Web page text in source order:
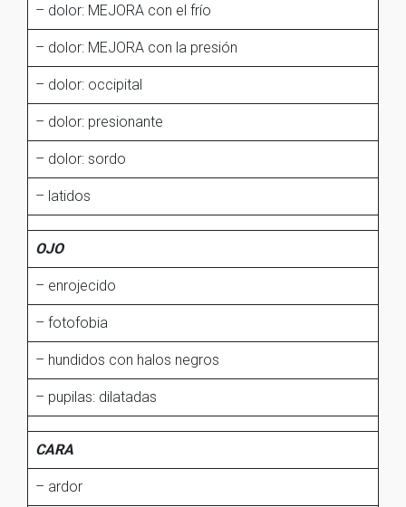
– dolor: MEJORA con el frío
– dolor: MEJORA con la presión
– dolor: occipital
– dolor: presionante
– dolor: sordo
– latidos
OJO
– enrojecido
– fotofobia
– hundidos con halos negros
– pupilas: dilatadas
CARA
– ardor